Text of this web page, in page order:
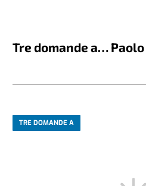
Tre domande a…
TRE DOMANDE A